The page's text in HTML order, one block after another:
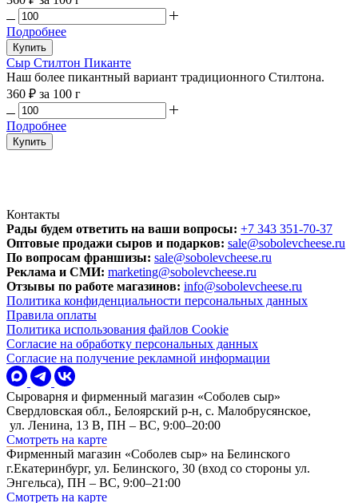
Подробнее
Купить
Сыр Стилтон Пиканте
Наш более пикантный вариант традиционного Стилтона.
360 ₽ за 100 г
Подробнее
Купить
Контакты
Рады будем ответить на ваши вопросы: +7 343 351-70-37
Оптовые продажи сыров и подарков: sale@sobolevcheese.ru
По вопросам франшизы: sale@sobolevcheese.ru
Реклама и СМИ: marketing@sobolevcheese.ru
Отзывы по работе магазинов: info@sobolevcheese.ru
Политика конфиденциальности персональных данных
Правила оплаты
Политика использования файлов Cookie
Согласие на обработку персональных данных
Согласие на получение рекламной информации
Сыроварня и фирменный магазин «Соболев сыр»
Свердловская обл., Белоярский р-н, с. Малобрусянское,
ул. Ленина, 13 В, ПН – ВС, 9:00–20:00
Смотреть на карте
Фирменный магазин «Соболев сыр» на Белинского
г.Екатеринбург, ул. Белинского, 30 (вход со стороны ул.
Энгельса), ПН – ВС, 9:00–21:00
Смотреть на карте